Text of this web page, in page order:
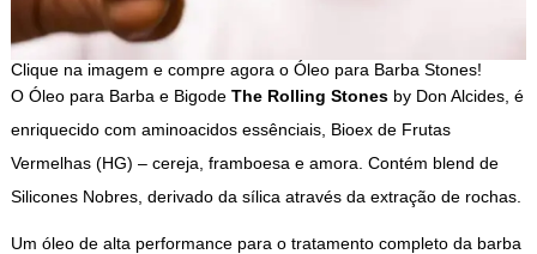
Clique na imagem e compre agora o Óleo para Barba Stones!
O Óleo para Barba e BigodeThe Rolling Stones by Don Alcides, é
enriquecido com aminoacidos essênciais, Bioex de Frutas
Vermelhas (HG) – cereja, framboesa e amora. Contém blend de
Silicones Nobres, derivado da sílica através da extração de rochas.
Um óleo de alta performance para o tratamento completo da barba